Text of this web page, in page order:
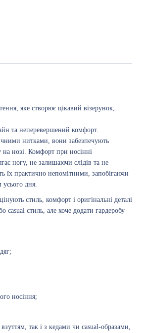
яке створює цікавий візерунок,
та неперевершений комфорт.
нитками, вони забезпечують
на нозі. Комфорт при носінні
ногу, не залишаючи слідів та не
їх практично непомітними, запобігаючи
дня.
стиль, комфорт і оригінальні деталі
casual стиль, але хоче додати гардеробу
носіння;
так і з кедами чи casual-образами,